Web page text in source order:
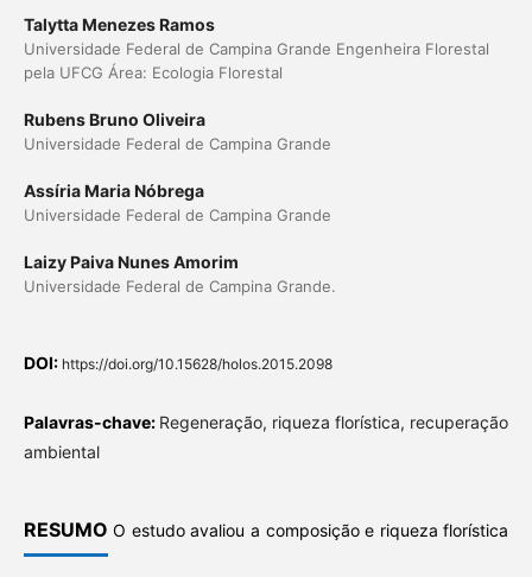
Talytta Menezes Ramos
Universidade Federal de Campina Grande Engenheira Florestal
pela UFCG Área: Ecologia Florestal
Rubens Bruno Oliveira
Universidade Federal de Campina Grande
Assíria Maria Nóbrega
Universidade Federal de Campina Grande
Laizy Paiva Nunes Amorim
Universidade Federal de Campina Grande.
DOI: https://doi.org/10.15628/holos.2015.2098
Palavras-chave: Regeneração, riqueza florística, recuperação
ambiental
RESUMO O estudo avaliou a composição e riqueza florística